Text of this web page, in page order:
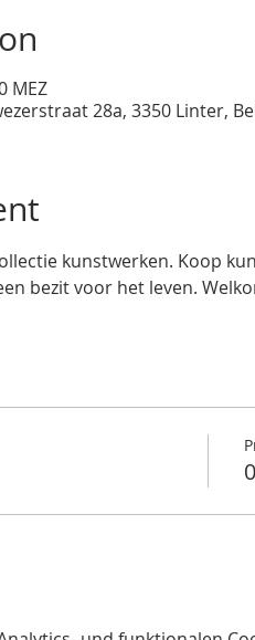
MEZ
28a, 3350 Linter,
kunstwerken. Koop
bezit voor het leven.